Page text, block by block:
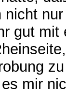
gut mit
mir